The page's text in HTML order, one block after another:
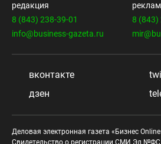
редакция
8 (843) 238-39-01
info@business-gazeta.ru
8 (843)
вконтакте
дзен
Деловая электронная газета «Бизнес